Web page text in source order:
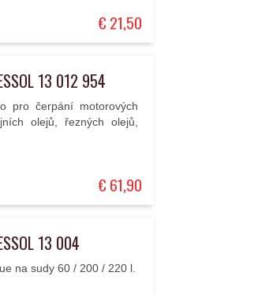
€ 21,50
13 012 954
pro čerpání motorových
olejů, řezných olejů,
€ 61,90
13 004
na sudy 60 / 200 / 220 l.